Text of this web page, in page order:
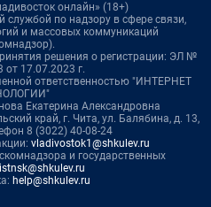
онлайн» (18+)
службой по надзору в сфере связи,
и массовых коммуникаций
решения о регистрации: ЭЛ №
от 17.07.2023 г.
ответственностью "ИНТЕРНЕТ
Екатерина Александровна
край, г. Чита, ул. Балябина, д. 13,
8 (3022) 40-08-24
vladivostok1@shkulev.ru
и государственных
help@shkulev.ru